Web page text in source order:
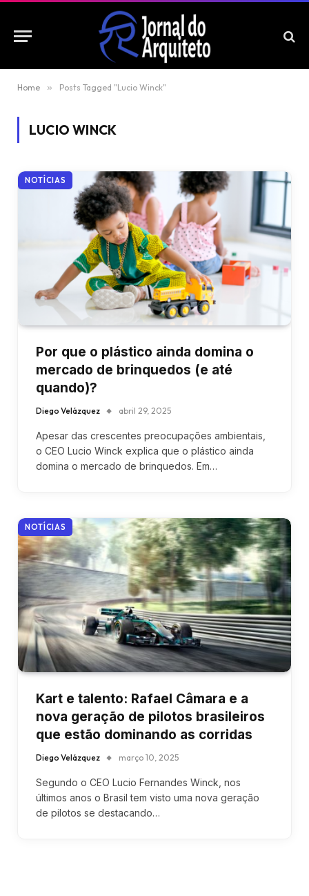
Home » Posts Tagged "Lucio Winck"
LUCIO WINCK
NOTÍCIAS
Por que o plástico ainda domina o
mercado de brinquedos (e até
quando)?
Diego Velázquez abril 29, 2025
Apesar das crescentes preocupações ambientais,
o CEO Lucio Winck explica que o plástico ainda
domina o mercado de brinquedos. Em…
NOTÍCIAS
Kart e talento: Rafael Câmara e a
nova geração de pilotos brasileiros
que estão dominando as corridas
Diego Velázquez março 10, 2025
Segundo o CEO Lucio Fernandes Winck, nos
últimos anos o Brasil tem visto uma nova geração
de pilotos se destacando…